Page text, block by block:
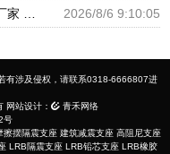
LRB抗震支座厂家 水平分散型隔震支座厂家 建筑隔震支座橡胶隔震支座
2026/8/6 9:10:05
有涉及侵权，请联系0318-6666807进
网站设计：
青禾网络
号
擦摆隔震支座 建筑减震支座 高阻尼支座
LRB隔震支座 LRB铅芯支座 LRB橡胶